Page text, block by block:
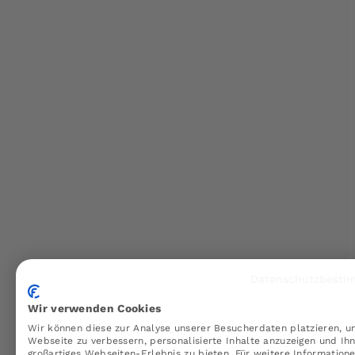
Wir verwenden Cookies
Wir können diese zur Analyse unserer Besucherdaten platzieren,
Webseite zu verbessern, personalisierte Inhalte anzuzeigen und